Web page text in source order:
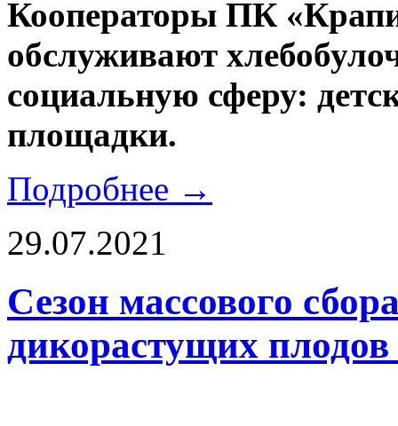
Кооператоры ПК
обслуживают
социальную сферу:
площадки.
Подробнее →
29.07.2021
Сезон массового
дикорастущих плодов